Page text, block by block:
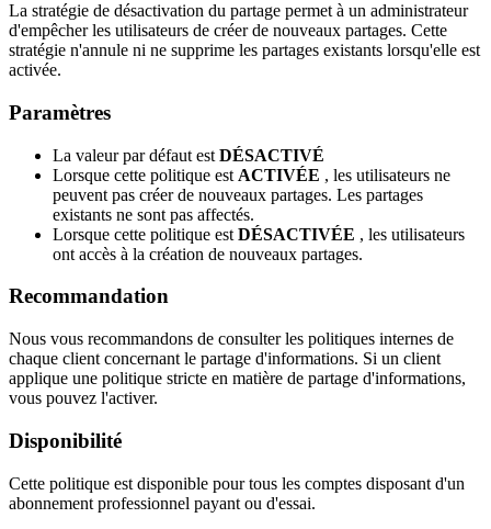
La stratégie de désactivation du partage permet à un administrateur
d'empêcher les utilisateurs de créer de nouveaux partages. Cette
stratégie n'annule ni ne supprime les partages existants lorsqu'elle est
activée.
Paramètres
La valeur par défaut est DÉSACTIVÉ
Lorsque cette politique est ACTIVÉE , les utilisateurs ne
peuvent pas créer de nouveaux partages. Les partages
existants ne sont pas affectés.
Lorsque cette politique est DÉSACTIVÉE , les utilisateurs
ont accès à la création de nouveaux partages.
Recommandation
Nous vous recommandons de consulter les politiques internes de
chaque client concernant le partage d'informations. Si un client
applique une politique stricte en matière de partage d'informations,
vous pouvez l'activer.
Disponibilité
Cette politique est disponible pour tous les comptes disposant d'un
abonnement professionnel payant ou d'essai.